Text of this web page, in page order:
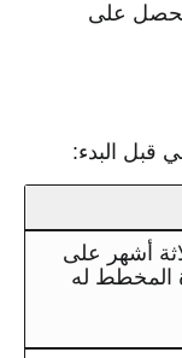
على
قبل البدء:
أشهر على
المخطط له